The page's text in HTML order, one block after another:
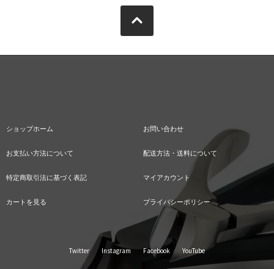
ショップホーム お問い合わせ
お支払い方法について 配送方法・送料について
特定商取引法に基づく表記 マイアカウント
カートを見る プライバシーポリシー
Twitter Instagram Facebook YouTube